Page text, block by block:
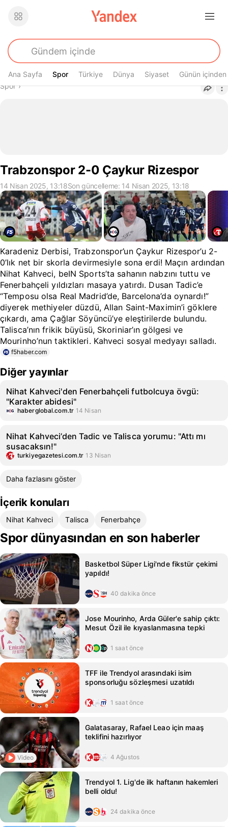
Ana Sayfa Spor
Spor Türkiye Dünya Siyaset Günün içinden
Buradasın
Spor›
Trabzonspor 2-0 Çaykur Rizespor
14 Nisan 2025, 13:18Son güncelleme: 14 Nisan 2025, 13:18
Karadeniz Derbisi, Trabzonspor’un Çaykur Rizespor’u 2-
0’lık net bir skorla devirmesiyle sona erdi! Maçın ardından
Nihat Kahveci, beIN Sports’ta sahanın nabzını tuttu ve
Fenerbahçeli yıldızları masaya yatırdı. Dusan Tadic’e
“Temposu olsa Real Madrid’de, Barcelona’da oynardı!”
diyerek methiyeler düzdü, Allan Saint-Maximin’i göklere
çıkardı, ama Çağlar Söyüncü’ye eleştirilerde bulundu.
Talisca’nın frikik büyüsü, Skoriniar’ın gölgesi ve
Mourinho’nun taktikleri. Kahveci sosyal medyayı salladı.
f5haber.com
Diğer yayınlar
Nihat Kahveci'den Fenerbahçeli futbolcuya övgü:
"Karakter abidesi"
haberglobal.com.tr 14 Nisan
Nihat Kahveci’den Tadic ve Talisca yorumu: "Attı mı
susacaksın!"
turkiyegazetesi.com.tr 13 Nisan
Daha fazlasını göster
İçerik konuları
Nihat Kahveci Talisca Fenerbahçe
Spor dünyasından en son haberler
Basketbol Süper Ligi'nde fikstür çekimi
yapıldı!
40 dakika önce
Jose Mourinho, Arda Güler'e sahip çıktı:
Mesut Özil ile kıyaslanmasına tepki
1 saat önce
TFF ile Trendyol arasındaki isim
sponsorluğu sözleşmesi uzatıldı
1 saat önce
Video
Galatasaray, Rafael Leao için maaş
teklifini hazırlıyor
4 Ağustos
Trendyol 1. Lig'de ilk haftanın hakemleri
belli oldu!
24 dakika önce